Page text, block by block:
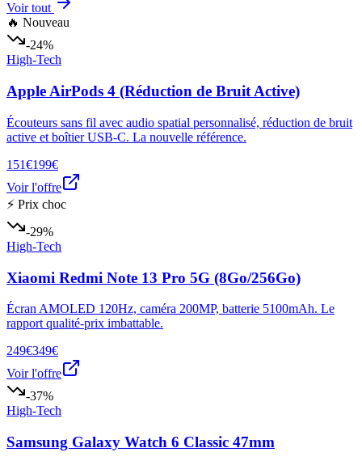
Voir tout
🔥 Nouveau
-24%
High-Tech
Apple AirPods 4 (Réduction de Bruit Active)
Écouteurs sans fil avec audio spatial personnalisé, réduction de bruit
active et boîtier USB-C. La nouvelle référence.
151€199€
Voir l'offre
⚡ Prix choc
-29%
High-Tech
Xiaomi Redmi Note 13 Pro 5G (8Go/256Go)
Écran AMOLED 120Hz, caméra 200MP, batterie 5100mAh. Le
rapport qualité-prix imbattable.
249€349€
Voir l'offre
-37%
High-Tech
Samsung Galaxy Watch 6 Classic 47mm